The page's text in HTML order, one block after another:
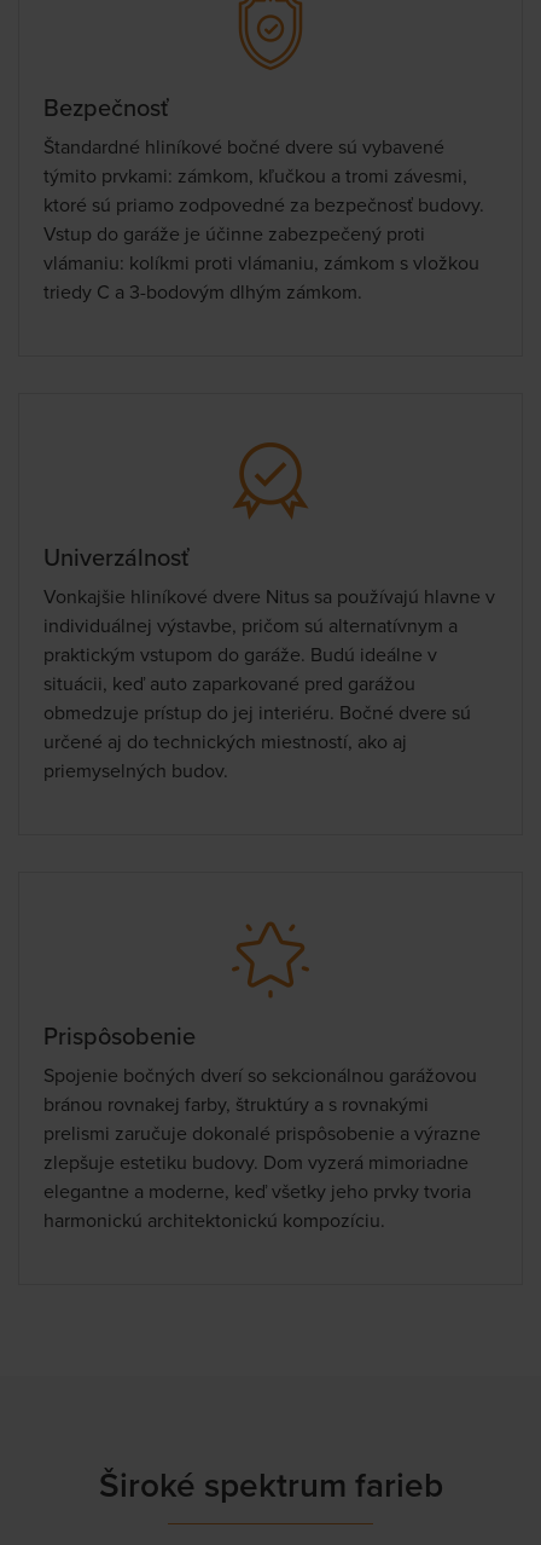
Bezpečnosť
Štandardné hliníkové bočné dvere sú vybavené
týmito prvkami: zámkom, kľučkou a tromi závesmi,
ktoré sú priamo zodpovedné za bezpečnosť budovy.
Vstup do garáže je účinne zabezpečený proti
vlámaniu: kolíkmi proti vlámaniu, zámkom s vložkou
triedy C a 3-bodovým dlhým zámkom.
Univerzálnosť
Vonkajšie hliníkové dvere Nitus sa používajú hlavne v
individuálnej výstavbe, pričom sú alternatívnym a
praktickým vstupom do garáže. Budú ideálne v
situácii, keď auto zaparkované pred garážou
obmedzuje prístup do jej interiéru. Bočné dvere sú
určené aj do technických miestností, ako aj
priemyselných budov.
Prispôsobenie
Spojenie bočných dverí so sekcionálnou garážovou
bránou rovnakej farby, štruktúry a s rovnakými
prelismi zaručuje dokonalé prispôsobenie a výrazne
zlepšuje estetiku budovy. Dom vyzerá mimoriadne
elegantne a moderne, keď všetky jeho prvky tvoria
harmonickú architektonickú kompozíciu.
Široké spektrum farieb